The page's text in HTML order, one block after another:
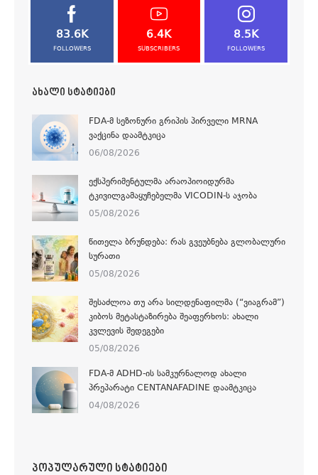
83.6K
FOLLOWERS
6.4K
SUBSCRIBERS
8.5K
FOLLOWERS
ᲐᲮᲐᲚᲘ ᲡᲢᲐᲢᲘᲔᲑᲘ
FDA-Მ ᲡᲔᲖᲝᲜᲣᲠᲘ ᲒᲠᲘᲞᲘᲡ ᲞᲘᲠᲕᲔᲚᲘ MRNA
ᲕᲐᲥᲪᲘᲜᲐ ᲓᲐᲐᲛᲢᲙᲘᲪᲐ
06/08/2026
ᲔᲥᲡᲞᲔᲠᲘᲛᲔᲜᲢᲣᲚᲛᲐ ᲐᲠᲐᲝᲞᲘᲝᲘᲓᲣᲠᲛᲐ
ᲢᲙᲘᲕᲘᲚᲒᲐᲛᲐᲧᲣᲩᲔᲑᲔᲚᲛᲐ VICODIN-Ს ᲐᲯᲝᲑᲐ
05/08/2026
ᲬᲘᲗᲔᲚᲐ ᲑᲠᲣᲜᲓᲔᲑᲐ: ᲠᲐᲡ ᲒᲕᲔᲣᲑᲜᲔᲑᲐ ᲒᲚᲝᲑᲐᲚᲣᲠᲘ
ᲡᲣᲠᲐᲗᲘ
05/08/2026
ᲨᲔᲡᲐᲫᲚᲝᲐ ᲗᲣ ᲐᲠᲐ ᲡᲘᲚᲓᲔᲜᲐᲤᲘᲚᲛᲐ (“ᲕᲘᲐᲒᲠᲐᲛ”)
ᲙᲘᲑᲝᲡ ᲛᲔᲢᲐᲡᲢᲐᲖᲘᲠᲔᲑᲐ ᲨᲔᲐᲤᲔᲠᲮᲝᲡ: ᲐᲮᲐᲚᲘ
ᲙᲕᲚᲔᲕᲘᲡ ᲨᲔᲓᲔᲒᲔᲑᲘ
05/08/2026
FDA-Მ ADHD-ᲘᲡ ᲡᲐᲛᲙᲣᲠᲜᲐᲚᲝᲓ ᲐᲮᲐᲚᲘ
ᲞᲠᲔᲞᲐᲠᲐᲢᲘ CENTANAFADINE ᲓᲐᲐᲛᲢᲙᲘᲪᲐ
04/08/2026
ᲞᲝᲞᲣᲚᲐᲠᲣᲚᲘ ᲡᲢᲐᲢᲘᲔᲑᲘ